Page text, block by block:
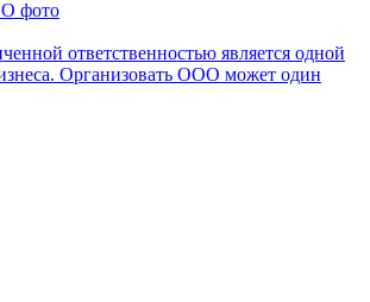
ответственностью является одной
Организовать ООО может один